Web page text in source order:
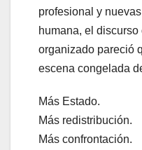
profesional y
humana, el
organizado pareció
escena congelada
Más Estado.
Más redistribución.
Más confrontación.